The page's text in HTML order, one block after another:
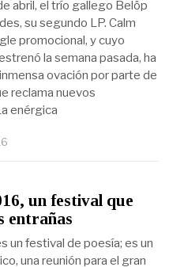
abril, el trío gallego Belöp
su segundo LP. Calm
promocional, y cuyo
la semana pasada, ha
ovación por parte de
reclama nuevos
enérgica
un festival que
entrañas
un festival de poesía; es un
una reunión para el gran